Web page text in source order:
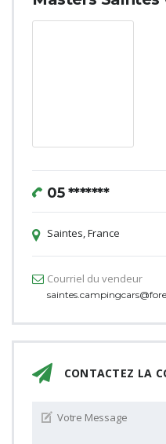
05 *******
Saintes, France
Courriel du vendeur
CONTACTEZ LA